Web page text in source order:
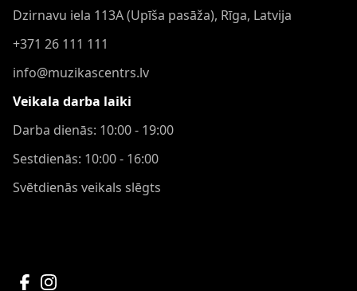
Dzirnavu iela 113A (Upīša pasāža), Rīga, Latvija
+371 26 111 111
info@muzikascentrs.lv
Veikala darba laiki
Darba dienās: 10:00 - 19:00
Sestdienās: 10:00 - 16:00
Svētdienās veikals slēgts